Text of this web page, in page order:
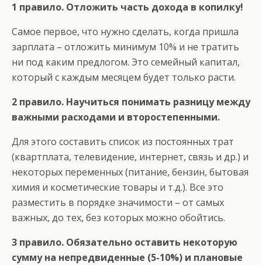
1 правило. Отложить часть дохода в копилку!
Самое первое, что нужно сделать, когда пришла
зарплата – отложить минимум 10% и не тратить
ни под каким предлогом. Это семейный капитал,
который с каждым месяцем будет только расти.
2 правило. Научиться понимать разницу между
важными расходами и второстепенными.
Для этого составить список из постоянных трат
(квартплата, телевидение, интернет, связь и др.) и
некоторых переменных (питание, бензин, бытовая
химия и косметические товары и т.д.). Все это
разместить в порядке значимости – от самых
важных, до тех, без которых можно обойтись.
3 правило. Обязательно оставить некоторую
сумму на непредвиденные (5-10%) и плановые